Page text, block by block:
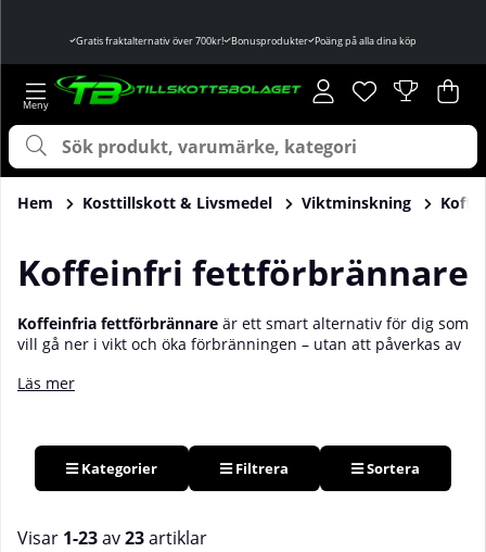
Gratis fraktalternativ över 700kr! Bonusprodukter Poäng på alla dina köp
Önskelista
Antal i
. .
Hem Kosttillskott & Livsmedel Viktminskning
Koffeinfri fettförbrännare
Koffeinfria fettförbrännare är ett smart alternativ för dig som
vill gå ner i vikt och öka förbränningen – utan att påverkas av
du få stöd för
känslig för koffein, eller helt enkelt föredrar ettstimfritt
kosttillskott. Köp din koffeinfria fettförbrännare hos oss på
Tillskottsbolaget!
Läs mer
Kategorier Filtrera Sortera
Visar 1-23av23artiklar